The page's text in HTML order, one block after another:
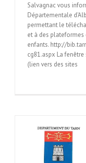
Salvagnac vous
Départementale
permettant le
et à des
enfants. http://
cg81.aspx La
(lien vers des sites